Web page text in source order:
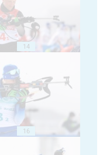
14
16